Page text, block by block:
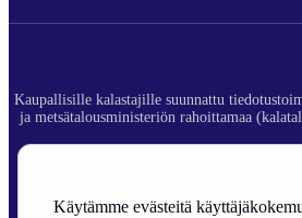
Käytämme evästeitä
Kaupallisille kalastajille suunnattu
ja metsätalousministeriön rahoittamaa
Rekisteriseloste